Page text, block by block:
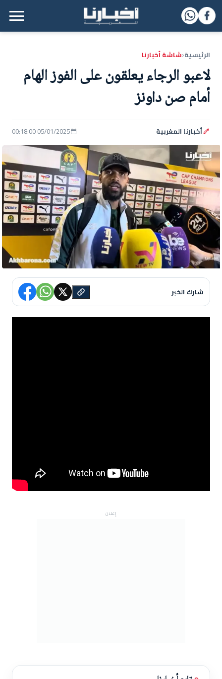
القائمة الرئيسية
الرئيسية‹شاشة أخبارنا
لاعبو الرجاء يعلقون على الفوز الهام
أمام صن داونز
أخبارنا المغربية 05/01/2025 00:18:00
شارك الخبر
إعلان